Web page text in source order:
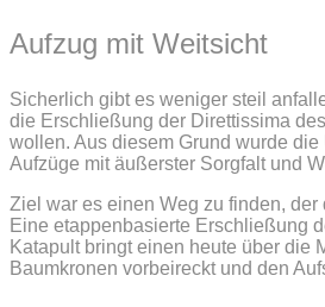
Aufzug mit Weitsicht
Sicherlich gibt es weniger steil
die Erschließung der Direttissima
wollen. Aus diesem Grund wurde
Aufzüge mit äußerster Sorgfalt und
Ziel war es einen Weg zu finden,
Eine etappenbasierte Erschließung
Katapult bringt einen heute über die
Baumkronen vorbeireckt und den